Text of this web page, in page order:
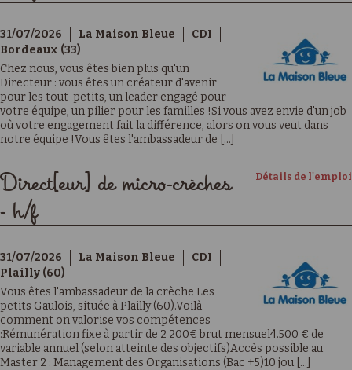
31/07/2026 La Maison Bleue
CDI
Bordeaux (33)
Chez nous, vous êtes bien plus qu'un
Directeur : vous êtes un créateur d'avenir
pour les tout-petits, un leader engagé pour
votre équipe, un pilier pour les familles !Si vous avez envie d'un job
où votre engagement fait la différence, alors on vous veut dans
notre équipe !Vous êtes l'ambassadeur de [...]
Détails de l'emploi
Direct[eur] de micro-crèches
- h/f
31/07/2026 La Maison Bleue
CDI
Plailly (60)
Vous êtes l'ambassadeur de la crèche Les
petits Gaulois, située à Plailly (60).Voilà
comment on valorise vos compétences
:Rémunération fixe à partir de 2 200€ brut mensuel4.500 € de
variable annuel (selon atteinte des objectifs)Accès possible au
Master 2 : Management des Organisations (Bac +5)10 jou [...]